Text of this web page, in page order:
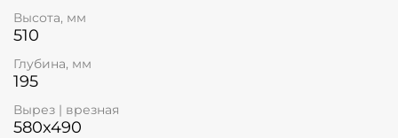
Высота, мм
510
Глубина, мм
195
Вырез | врезная
580x490